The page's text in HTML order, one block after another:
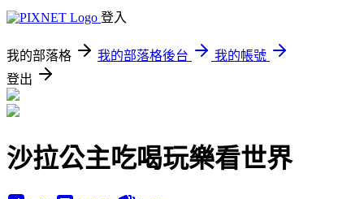
登入
我的部落格 我的部落格後台
我的帳號
登出
沙拉公主吃喝玩樂看世界